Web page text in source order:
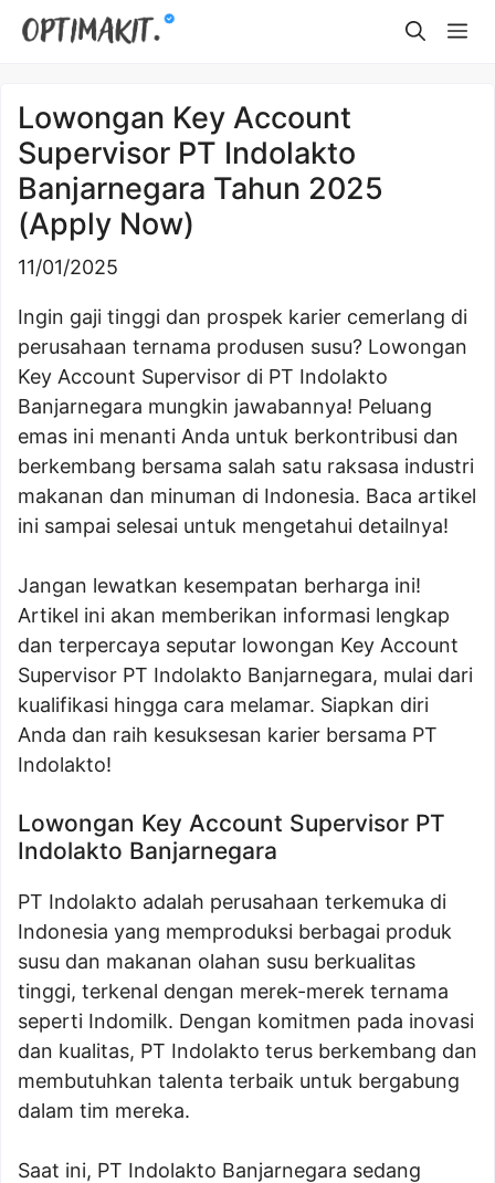
Skip
Lowongan Key Account
Supervisor PT Indolakto
Banjarnegara Tahun 2025
(Apply Now)
11/01/2025
Ingin gaji tinggi dan prospek karier cemerlang di
perusahaan ternama produsen susu? Lowongan
Key Account Supervisor di PT Indolakto
Banjarnegara mungkin jawabannya! Peluang
emas ini menanti Anda untuk berkontribusi dan
berkembang bersama salah satu raksasa industri
makanan dan minuman di Indonesia. Baca artikel
ini sampai selesai untuk mengetahui detailnya!
Jangan lewatkan kesempatan berharga ini!
Artikel ini akan memberikan informasi lengkap
dan terpercaya seputar lowongan Key Account
Supervisor PT Indolakto Banjarnegara, mulai dari
kualifikasi hingga cara melamar. Siapkan diri
Anda dan raih kesuksesan karier bersama PT
Indolakto!
Lowongan Key Account Supervisor PT
Indolakto Banjarnegara
PT Indolakto adalah perusahaan terkemuka di
Indonesia yang memproduksi berbagai produk
susu dan makanan olahan susu berkualitas
tinggi, terkenal dengan merek-merek ternama
seperti Indomilk. Dengan komitmen pada inovasi
dan kualitas, PT Indolakto terus berkembang dan
membutuhkan talenta terbaik untuk bergabung
dalam tim mereka.
Saat ini, PT Indolakto Banjarnegara sedang